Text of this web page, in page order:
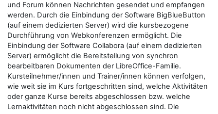
und Forum können Nachrichten gesendet und empfangen
werden. Durch die Einbindung der Software BigBlueButton
(auf einem dedizierten Server) wird die kursbezogene
Durchführung von Webkonferenzen ermöglicht. Die
Einbindung der Software Collabora (auf einem dedizierten
Server) ermöglicht die Bereitstellung von synchron
bearbeitbaren Dokumenten der LibreOffice-Familie.
Kursteilnehmer/innen und Trainer/innen können verfolgen,
wie weit sie im Kurs fortgeschritten sind, welche Aktivitäten
oder ganze Kurse bereits abgeschlossen bzw. welche
Lernaktivitäten noch nicht abgeschlossen sind. Die